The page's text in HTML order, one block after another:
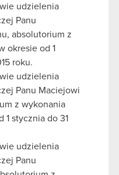
udzielenia
Panu
absolutorium z
okresie od 1
roku.
udzielenia
Panu Maciejowi
z wykonania
stycznia do 31
udzielenia
Panu